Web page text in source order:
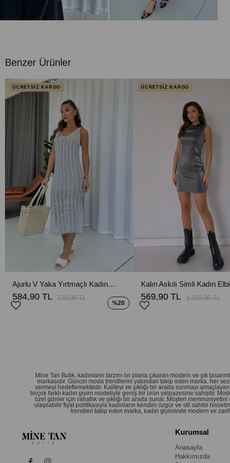
Benzer Ürünler
ÜCRETSİZ KARGO
Ajurlu V Yaka Yırtmaçlı Kadın Triko Elbise - Gri
584,90 TL 729,90 TL
%20
ÜCRETSİZ KARGO
569,90 TL 1.419,90 TL
Mine Tan Butik, kadınların tarzını ön plana çıkaran modern ve şık
markasıdır. Güncel moda trendlerini yakından takip eden marka, her
vermeyi hedeflemektedir. Kaliteyi ve şıklığı bir arada sunmayı
birçok farklı kadın giyim modeliyle geniş bir ürün yelpazesine sahiptir.
özel günler için rahatlık ve şıklığı bir arada sunar. Müşteri
ulaşılabilir fiyat politikasıyla kadınların kendini özgür ve stil sahibi
trendleri takip eden marka, kadın giyiminde modern ve zarif
Kurumsal
Anasayfa
Hakkımızda